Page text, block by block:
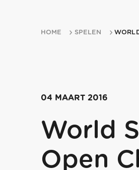
HOME SPELEN
04 MAART 2016
World
Open